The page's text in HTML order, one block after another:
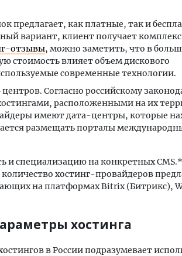
предлагает, как платные, так и
вариант, клиент получает
отзывы, можно заметить, что в
стоимость влияет объем дискового
современные технологии.
Согласно российскому
расположенными на их
имеют дата-центры, которые
размещать порталы
и специализацию на конкретных
хостинг-провайдеров
на платформах Bitrix (Битрикс),
хостинга
в России подразумевает